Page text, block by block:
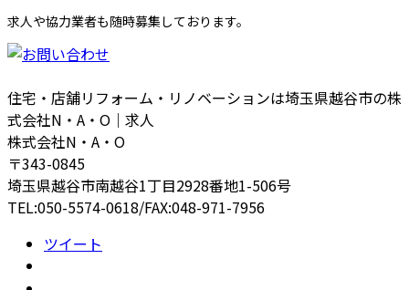
求人や協力業者も随時募集しております。
住宅・店舗リフォーム・リノベーションは埼玉県越谷市の株
式会社N・A・O｜求人
株式会社N・A・O
〒343-0845
埼玉県越谷市南越谷1丁目2928番地1-506号
TEL:050-5574-0618/FAX:048-971-7956
ツイート